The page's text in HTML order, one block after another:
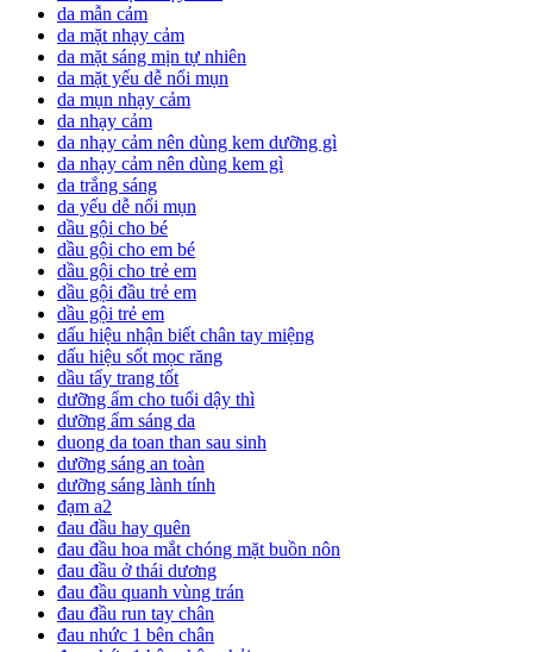
da mẫn cảm
da mặt nhạy cảm
da mặt sáng mịn tự nhiên
da mặt yếu dễ nổi mụn
da mụn nhạy cảm
da nhạy cảm
da nhạy cảm nên dùng kem dưỡng gì
da nhạy cảm nên dùng kem gì
da trắng sáng
da yếu dễ nổi mụn
dầu gội cho bé
dầu gội cho em bé
dầu gội cho trẻ em
dầu gội đầu trẻ em
dầu gội trẻ em
dấu hiệu nhận biết chân tay miệng
dấu hiệu sốt mọc răng
dầu tẩy trang tốt
dưỡng ẩm cho tuổi dậy thì
dưỡng ẩm sáng da
duong da toan than sau sinh
dưỡng sáng an toàn
dưỡng sáng lành tính
đạm a2
đau đầu hay quên
đau đầu hoa mắt chóng mặt buồn nôn
đau đầu ở thái dương
đau đầu quanh vùng trán
đau đầu run tay chân
đau nhức 1 bên chân